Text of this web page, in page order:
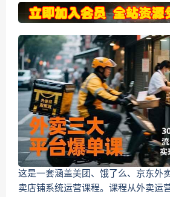
这是一套涵盖美团、饿了么、京东外
卖店铺系统运营课程。课程从外卖运